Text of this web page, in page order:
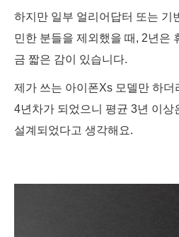
하지만 일부 얼리어답터 또는 기
민한 분들을 제외했을 때, 2년은
금 짧은 감이 있습니다.
제가 쓰는 아이폰Xs 모델만 하더
4년차가 되었으니 평균 3년 이상
설계되었다고 생각해요.